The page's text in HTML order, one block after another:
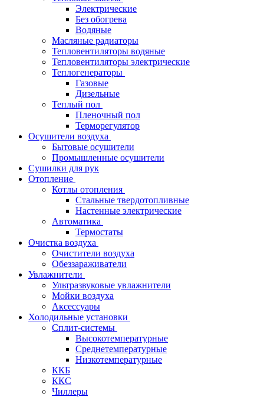
Электрические
Без обогрева
Водяные
Масляные радиаторы
Тепловентиляторы водяные
Тепловентиляторы электрические
Теплогенераторы
Газовые
Дизельные
Теплый пол
Пленочный пол
Терморегулятор
Осушители воздуха
Бытовые осушители
Промышленные осушители
Сушилки для рук
Отопление
Котлы отопления
Стальные твердотопливные
Настенные электрические
Автоматика
Термостаты
Очистка воздуха
Очистители воздуха
Обеззараживатели
Увлажнители
Ультразвуковые увлажнители
Мойки воздуха
Аксессуары
Холодильные установки
Сплит-системы
Высокотемпературные
Среднетемпературные
Низкотемпературные
ККБ
ККС
Чиллеры